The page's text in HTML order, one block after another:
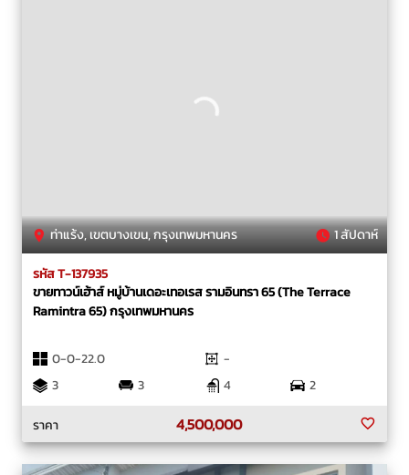
ท่าแร้ง, เขตบางเขน, กรุงเทพมหานคร 1 สัปดาห์
รหัส T-137935
ขายทาวน์เฮ้าส์ หมู่บ้านเดอะเทอเรส รามอินทรา 65 (The Terrace
Ramintra 65) กรุงเทพมหานคร
0-0-22.0
-
3
3 4
2
ราคา
4,500,000